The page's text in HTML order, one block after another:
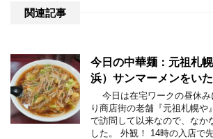
関連記事
今日の中華麺：元祖札
浜）サンマーメンをいた
今日は在宅ワークの昼休み
り商店街の老舗『元祖札幌や
で訪問して以来なので、なか
した。 外観！ 14時の入店で